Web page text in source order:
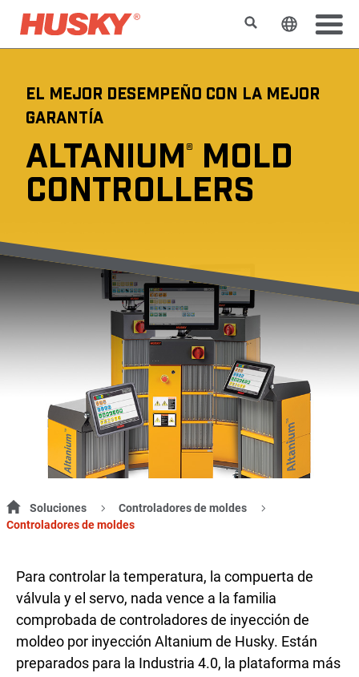
BuscarCambiar
EL MEJOR DESEMPEÑO CON LA MEJOR
GARANTÍA
ALTANIUM® MOLD
CONTROLLERS
Soluciones
Controladores de moldes
Controladores de moldes
Para controlar la temperatura, la compuerta de
válvula y el servo, nada vence a la familia
comprobada de controladores de inyección de
moldeo por inyección Altanium de Husky. Están
preparados para la Industria 4.0, la plataforma más